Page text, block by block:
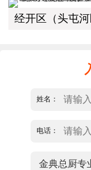
姓名：
电话：